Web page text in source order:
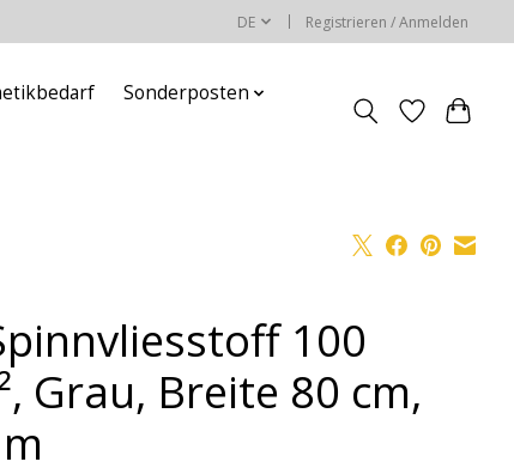
DE Registrieren / Anmelden
Sonderposten
100
Grau, Breite 80 cm,